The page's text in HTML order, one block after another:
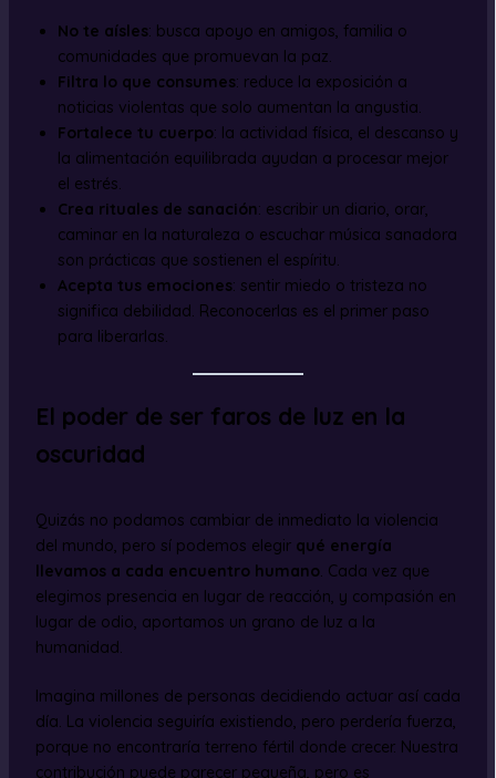
No te aísles: busca apoyo en amigos, familia o
comunidades que promuevan la paz.
Filtra lo que consumes: reduce la exposición a
noticias violentas que solo aumentan la angustia.
Fortalece tu cuerpo: la actividad física, el descanso y
la alimentación equilibrada ayudan a procesar mejor
el estrés.
Crea rituales de sanación: escribir un diario, orar,
caminar en la naturaleza o escuchar música sanadora
son prácticas que sostienen el espíritu.
Acepta tus emociones: sentir miedo o tristeza no
significa debilidad. Reconocerlas es el primer paso
para liberarlas.
El poder de ser faros de luz en la
oscuridad
Quizás no podamos cambiar de inmediato la violencia
del mundo, pero sí podemos elegir qué energía
llevamos a cada encuentro humano. Cada vez que
elegimos presencia en lugar de reacción, y compasión en
lugar de odio, aportamos un grano de luz a la
humanidad.
Imagina millones de personas decidiendo actuar así cada
día. La violencia seguiría existiendo, pero perdería fuerza,
porque no encontraría terreno fértil donde crecer. Nuestra
contribución puede parecer pequeña, pero es